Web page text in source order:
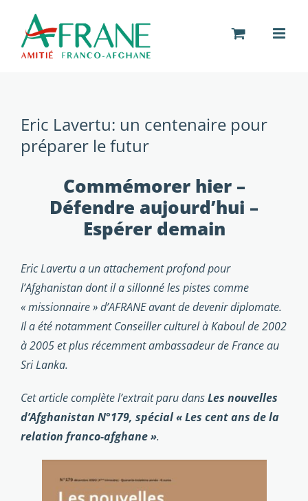
contenu
Eric Lavertu: un centenaire pour
préparer le futur
Commémorer hier –
Défendre aujourd’hui –
Espérer demain
Eric Lavertu a un attachement profond pour
l’Afghanistan dont il a sillonné les pistes comme
« missionnaire » d’AFRANE avant de devenir diplomate.
Il a été notamment Conseiller culturel à Kaboul de 2002
à 2005 et plus récemment ambassadeur de France au
Sri Lanka.
Cet article complète l’extrait paru dansLes nouvelles
d’Afghanistan N°179, spécial « Les cent ans de la
relation franco-afghane ».